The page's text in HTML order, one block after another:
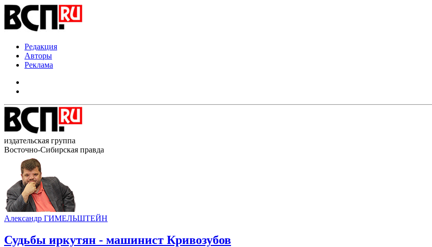
Редакция
Авторы
Реклама
издательская группа
Восточно-Сибирская правда
Александр ГИМЕЛЬШТЕЙН
Судьбы иркутян - машинист Кривозубов